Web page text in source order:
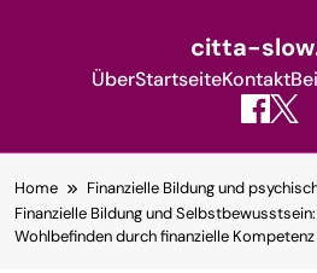
citta-
ÜberStartseiteKontakt
to
content
Home
Finanzielle Bildung und
Finanzielle Bildung und
Wohlbefinden durch finanzielle